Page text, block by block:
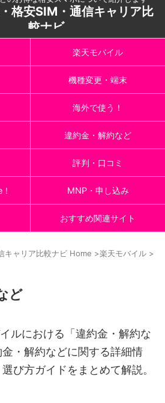
格安SIM・通信キャリア比
較ナビ
楽天モバイル
機種変更・端末
海外で使う！
違約金・解約など
評判・口コミ
MNP・申し込み
おすすめ関連サイト
キャリア比較ナビ Home >楽天モバイル >
ど
ルにおける「違約金・解約な
・解約などに関する詳細情
び方ガイドをまとめて解説。